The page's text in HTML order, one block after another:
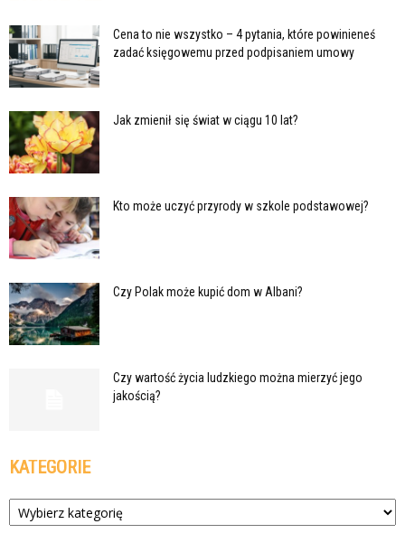
Cena to nie wszystko – 4 pytania, które powinieneś
zadać księgowemu przed podpisaniem umowy
Jak zmienił się świat w ciągu 10 lat?
Kto może uczyć przyrody w szkole podstawowej?
Czy Polak może kupić dom w Albani?
Czy wartość życia ludzkiego można mierzyć jego
jakością?
KATEGORIE
Kategorie